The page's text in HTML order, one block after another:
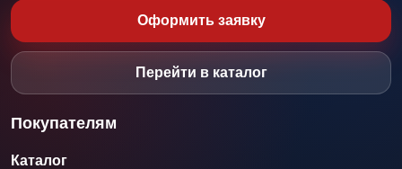
Оформить заявку
Перейти в каталог
Покупателям
Каталог